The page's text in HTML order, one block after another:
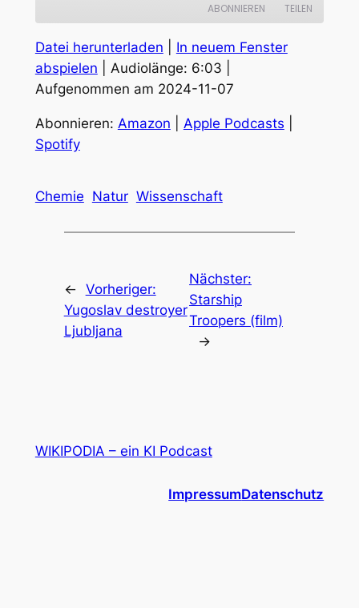
ABONNIEREN TEILEN
Amazon Apple Podcasts
TEILEN
LINK
EMBED
Datei herunterladen
In neuem Fenster
abspielen
Audiolänge: 6:03
Aufgenommen am 2024-11-07
Abonnieren: Amazon Apple Podcasts
Spotify
Chemie Natur Wissenschaft
← Vorheriger:
Yugoslav destroyer
Ljubljana
Nächster:
Starship
Troopers (film)
→
WIKIPODIA – ein KI Podcast
ImpressumDatenschutz